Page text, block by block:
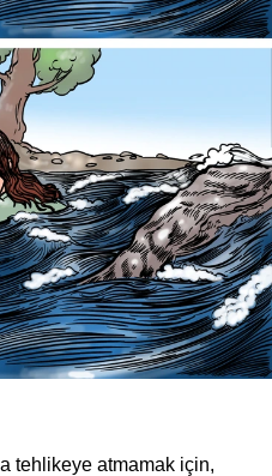
tehlikeye atmamak için,